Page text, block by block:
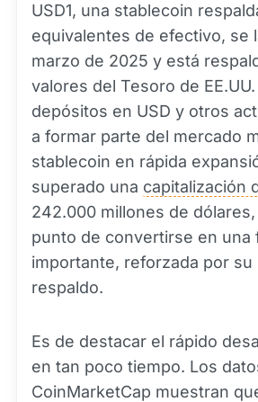
USD1, una stablecoin
equivalentes de efectivo, se
marzo de 2025 y está
valores del Tesoro de
depósitos en USD y otros
a formar parte del mercado
stablecoin en rápida
superado una capitalización
242.000 millones de dólares,
punto de convertirse en una
importante, reforzada por su
respaldo.
Es de destacar el rápido
en tan poco tiempo. Los
CoinMarketCap muestran